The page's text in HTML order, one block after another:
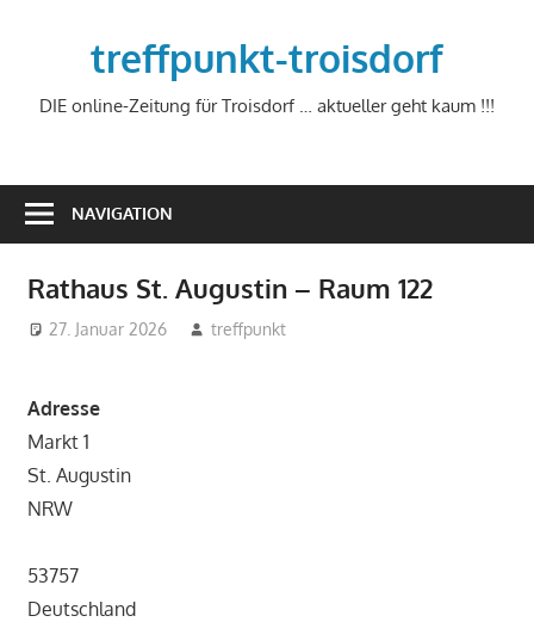
treffpunkt-troisdorf
DIE online-Zeitung für Troisdorf … aktueller geht kaum !!!
NAVIGATION
Rathaus St. Augustin – Raum 122
27. Januar 2026 treffpunkt
Adresse
Markt 1
St. Augustin
NRW
53757
Deutschland